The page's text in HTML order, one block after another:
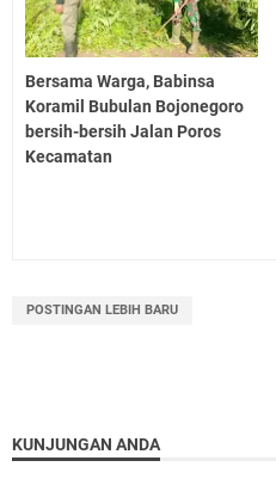
Bersama Warga, Babinsa
Koramil Bubulan Bojonegoro
bersih-bersih Jalan Poros
Kecamatan
POSTINGAN LEBIH BARU
KUNJUNGAN ANDA